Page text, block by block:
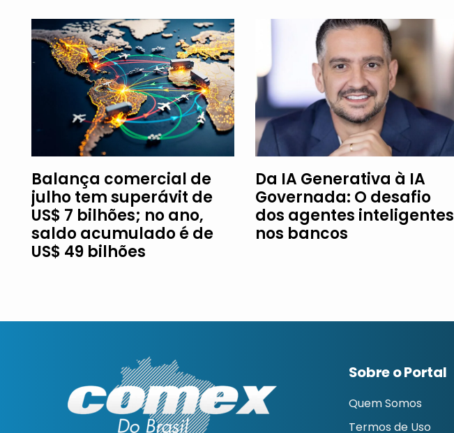
Balança comercial de
julho tem superávit de
US$ 7 bilhões; no ano,
saldo acumulado é de
US$ 49 bilhões
Da IA Generativa à IA
Governada: O desafio
dos agentes inteligentes
nos bancos
Sobre o Portal
Quem Somos
Termos de Uso